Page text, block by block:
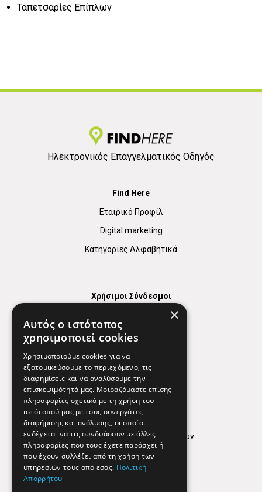
Ταπετσαρίες Επίπλων
Ηλεκτρονικός Επαγγελματικός Οδηγός
Find Here
Εταιρικό Προφίλ
Digital marketing
Κατηγορίες Αλφαβητικά
Χρήσιμοι Σύνδεσμοι
Χρήσιμα Τηλέφωνα
Εφημερεύοντα Φαρμακεία
Απόρρητο
Όροι Χρήσης
Πολιτική προστασίας δεδομένων
Findhere
×
Αυτός ο ιστότοπος
χρησιμοποιεί cookies
Χρησιμοποιούμε cookies για να
εξατομικεύσουμε το περιεχόμενο, τις
διαφημίσεις και να αναλύσουμε την
επισκεψιμότητά μας. Μοιραζόμαστε επίσης
πληροφορίες σχετικά με τη χρήση του
ιστότοπού μας με τους συνεργάτες
διαφήμισης και ανάλυσης, οι οποίοι
ενδέχεται να τις συνδυάσουν με άλλες
πληροφορίες που τους έχετε παράσχει ή
που έχουν συλλέξει από τη χρήση των
υπηρεσιών τους από εσάς. Πολιτική
Απορρήτου